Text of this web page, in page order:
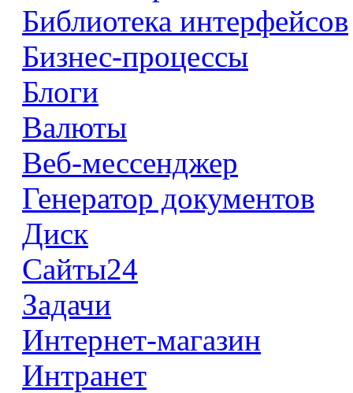
Библиотека интерфейсов
Бизнес-процессы
Блоги
Валюты
Веб-мессенджер
Генератор документов
Диск
Сайты24
Задачи
Интернет-магазин
Интранет